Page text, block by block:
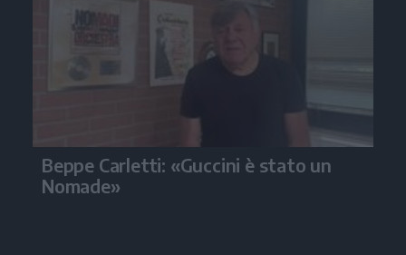
Beppe Carletti: «Guccini è stato un
Nomade»